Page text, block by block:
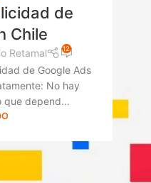
de
Chile
Retamal 12
de Google Ads
No hay
que depend...